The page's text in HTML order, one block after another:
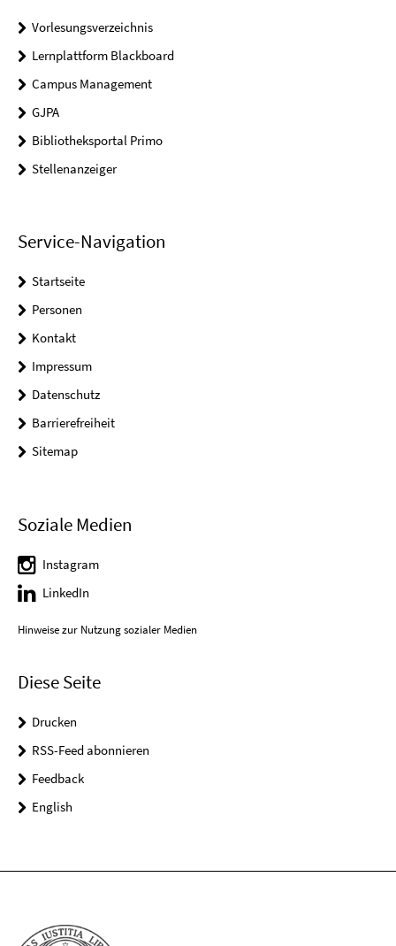
Vorlesungsverzeichnis
Lernplattform Blackboard
Campus Management
GJPA
Bibliotheksportal Primo
Stellenanzeiger
Service-Navigation
Startseite
Personen
Kontakt
Impressum
Datenschutz
Barrierefreiheit
Sitemap
Soziale Medien
Instagram
LinkedIn
Hinweise zur Nutzung sozialer Medien
Diese Seite
Drucken
RSS-Feed abonnieren
Feedback
English